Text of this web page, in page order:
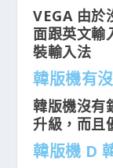
VEGA 由於
面跟英文輸
裝輸入法
韓版機有
韓版機沒有
升級，而且
韓版機 D